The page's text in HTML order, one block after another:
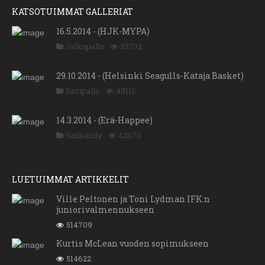
KATSOTUIMMAT GALLERIAT
16.5.2014 - (HJK-MYPA)
Jalkapallo 53732
29.10.2014 - (Helsinki Seagulls-Kataja Basket)
Koripallo 48116
14.3.2014 - (Erä-Happee)
Salibandy 42670
LUETUIMMAT ARTIKKELIT
Ville Peltonen ja Toni Lydman IFK:n
juniorivalmennukseen
514709
Kurtis McLean vuoden sopimukseen
514622